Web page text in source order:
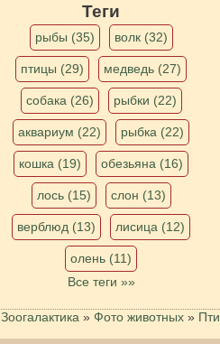
Теги
рыбы (35) волк (32)
птицы (29) медведь (27)
собака (26) рыбки (22)
аквариум (22) рыбка (22)
кошка (19) обезьяна (16)
лось (15) слон (13)
верблюд (13) лисица (12)
олень (11)
Все теги »»
Зоогалактика » Фото животных »